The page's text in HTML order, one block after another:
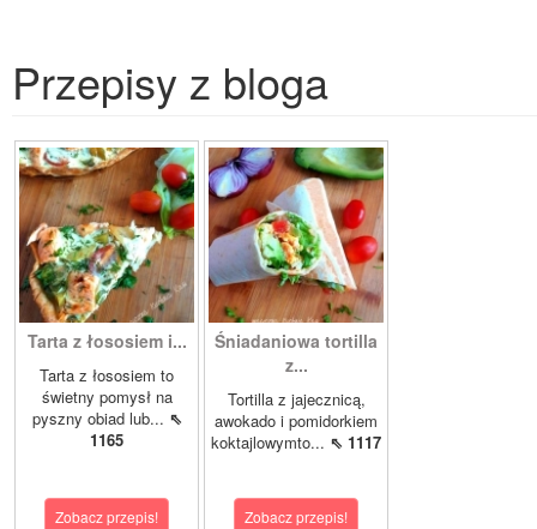
Przepisy z bloga
Tarta z łososiem i...
Tarta z łososiem to
świetny pomysł na
pyszny obiad lub... ⇖
1165
Zobacz przepis!
Śniadaniowa tortilla
z...
Tortilla z jajecznicą,
awokado i pomidorkiem
koktajlowymto... ⇖ 1117
Zobacz przepis!